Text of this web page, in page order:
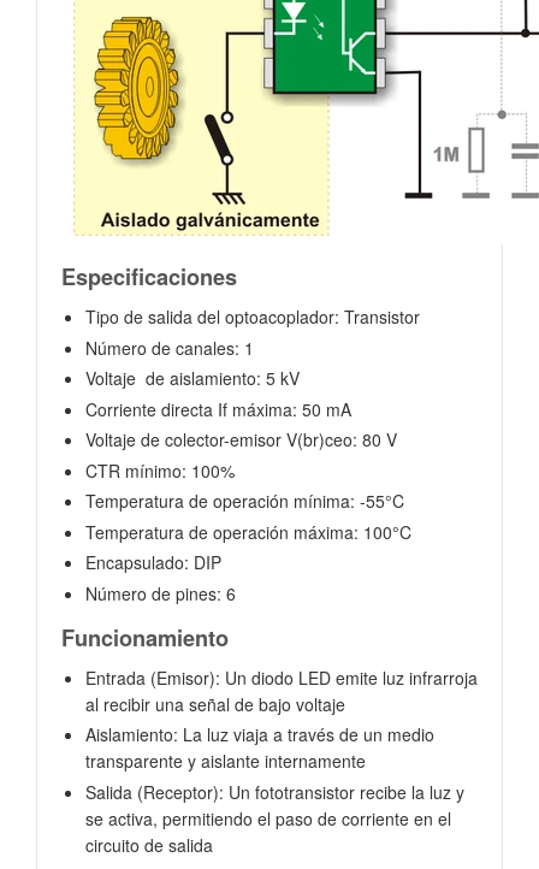
Especificaciones
Tipo de salida del optoacoplador: Transistor
Número de canales: 1
Voltaje de aislamiento: 5 kV
Corriente directa If máxima: 50 mA
Voltaje de colector-emisor V(br)ceo: 80 V
CTR mínimo: 100%
Temperatura de operación mínima: -55°C
Temperatura de operación máxima: 100°C
Encapsulado: DIP
Número de pines: 6
Funcionamiento
Entrada (Emisor): Un diodo LED emite luz infrarroja
al recibir una señal de bajo voltaje
Aislamiento: La luz viaja a través de un medio
transparente y aislante internamente
Salida (Receptor): Un fototransistor recibe la luz y
se activa, permitiendo el paso de corriente en el
circuito de salida